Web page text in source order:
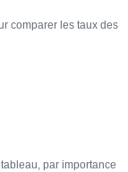
comparer les taux des
par importance